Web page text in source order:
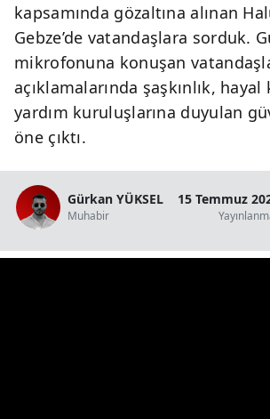
kapsamında gözaltına alınan
Gebze’de vatandaşlara sorduk.
mikrofonuna konuşan
açıklamalarında şaşkınlık, hayal
yardım kuruluşlarına duyulan
öne çıktı.
Gürkan YÜKSEL
Muhabir
15 Temmuz